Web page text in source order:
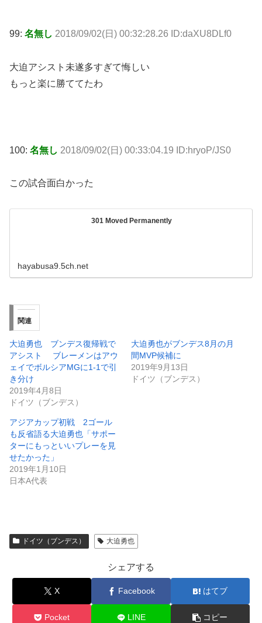
99: 名無し 2018/09/02(日) 00:32:28.26 ID:daXU8DLf0
大迫アシスト未遂多すぎて悔しい
もっと楽に勝ててたわ
100: 名無し 2018/09/02(日) 00:33:04.19 ID:hryoP/JS0
この試合面白かった
301 Moved Permanently
hayabusa9.5ch.net
関連
大迫勇也 ブンデス復帰戦で
アシスト ブレーメンはアウ
ェイでボルシアMGに1-1で引
き分け
2019年4月8日
ドイツ（ブンデス）
大迫勇也がブンデス8月の月
間MVP候補に
2019年9月13日
ドイツ（ブンデス）
アジアカップ初戦 2ゴール
も反省語る大迫勇也「サポー
ターにもっといいプレーを見
せたかった」
2019年1月10日
日本A代表
ドイツ（ブンデス） 大迫勇也
シェアする
X Facebook はてブ
Pocket LINE コピー